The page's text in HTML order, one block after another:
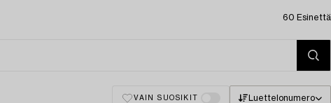
60 Esinettä
VAIN SUOSIKIT Luettelonumero